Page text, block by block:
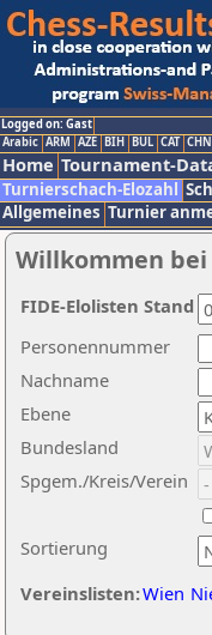
Logged on: Gast
Arabic ARM AZE BIH BUL CAT CHN
Home Tournament-
Turnierschach-Elozahl
Allgemeines Turnier
Willkommen bei
Nachname
Ebene
Sortierung
Personennummer
Bundesland
Spgem./Kreis/Verein
Vereinslisten:Wien
FIDE-Elolisten Stand